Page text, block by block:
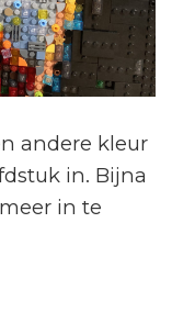
andere kleur
in. Bijna
in te